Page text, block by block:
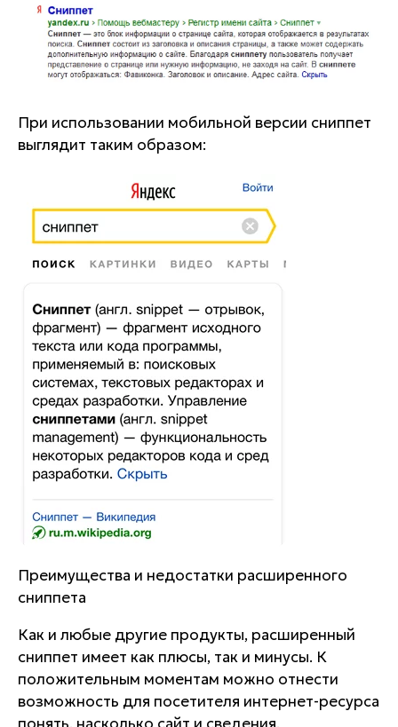
При использовании мобильной версии сниппет
выглядит таким образом:
Преимущества и недостатки расширенного
сниппета
Как и любые другие продукты, расширенный
сниппет имеет как плюсы, так и минусы. К
положительным моментам можно отнести
возможность для посетителя интернет-ресурса
понять, насколько сайт и сведения,